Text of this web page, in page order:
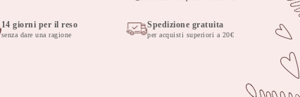
14 giorni per il reso
senza dare una ragione
Spedizione gratuita
per acquisti superiori a 20€